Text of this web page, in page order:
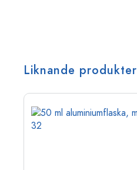
Liknande produkter